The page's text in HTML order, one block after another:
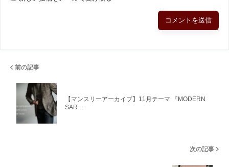
前の記事
【マンスリーアーカイブ】11月テーマ 『MODERN
SAR…
次の記事